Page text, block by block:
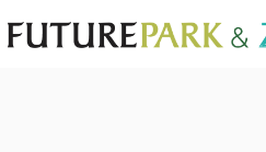
สำหรับนักท่องเที่ยว มีอะไรใหม่
Furniture